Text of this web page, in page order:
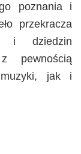
poznania i
przekracza
i dziedzin
pewnością
muzyki, jak i